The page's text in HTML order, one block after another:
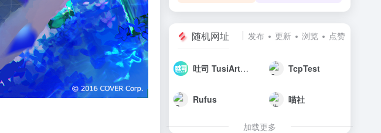
随机网址 发布 更新 浏览 点赞
吐司 TusiArt.com TcpTest
Rufus 喵社
加载更多